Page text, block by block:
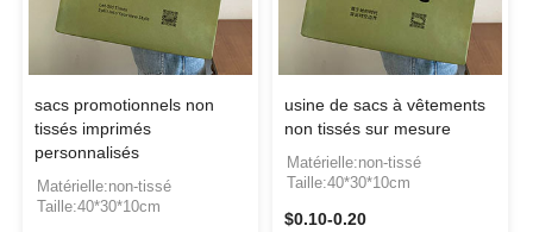
sacs promotionnels non
tissés imprimés
personnalisés
Matérielle:non-tissé
Taille:40*30*10cm
usine de sacs à vêtements
non tissés sur mesure
Matérielle:non-tissé
Taille:40*30*10cm
$0.10-0.20